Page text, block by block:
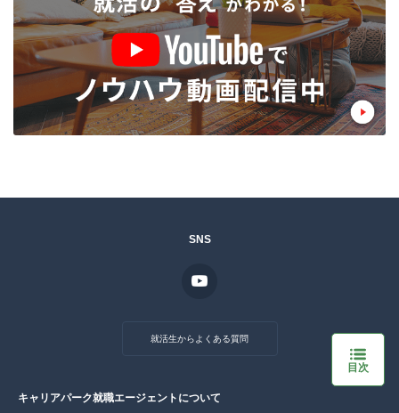
目次
SNS
就活生からよくある質問
キャリアパーク就職エージェントについて